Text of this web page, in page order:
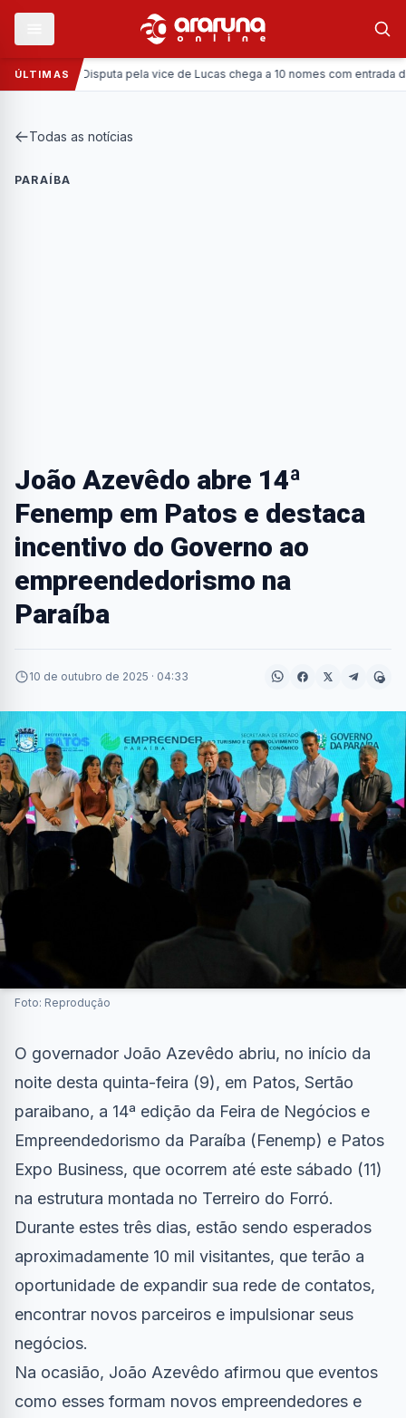
ÚLTIMAS
Política:Disputa pela vice de Lucas chega a 10 nomes com entrada da
Todas as notícias
PARAÍBA
João Azevêdo abre 14ª
Fenemp em Patos e destaca
incentivo do Governo ao
empreendedorismo na
Paraíba
10 de outubro de 2025 · 04:33
Foto: Reprodução
O governador João Azevêdo abriu, no início da
noite desta quinta-feira (9), em Patos, Sertão
paraibano, a 14ª edição da Feira de Negócios e
Empreendedorismo da Paraíba (Fenemp) e Patos
Expo Business, que ocorrem até este sábado (11)
na estrutura montada no Terreiro do Forró.
Durante estes três dias, estão sendo esperados
aproximadamente 10 mil visitantes, que terão a
oportunidade de expandir sua rede de contatos,
encontrar novos parceiros e impulsionar seus
negócios.
Na ocasião, João Azevêdo afirmou que eventos
como esses formam novos empreendedores e